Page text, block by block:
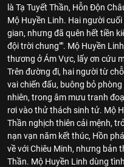
là Tạ Tuyết Thần, Hỗn Độn
Mộ Huyền Linh. Hai người
gian, nhưng đã quên hết tiền
đội trời chung"". Mộ Huyền
thương ở Ám Vực, lấy ơn cứu
Trên đường đi, hai người từ
vai chiến đấu, buông bỏ
nhiên, trong âm mưu tranh
rơi vào thử thách sinh tử. Mộ
Thần nghịch thiên cải mệnh,
nạn vạn năm kết thúc, Hồn
về với Chiêu Minh, nhưng bản
Thần. Mộ Huyền Linh dùng